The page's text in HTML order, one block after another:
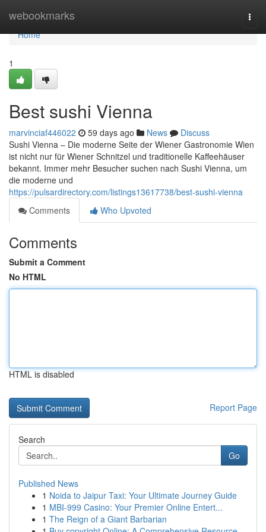
webookmarks
Home
Home
1
Best sushi Vienna
marvinciaf446022 59 days ago News
Discuss
Sushi Vienna – Die moderne Seite der Wiener Gastronomie Wien
ist nicht nur für Wiener Schnitzel und traditionelle Kaffeehäuser
bekannt. Immer mehr Besucher suchen nach Sushi Vienna, um
die moderne und
https://pulsardirectory.com/listings13617738/best-sushi-vienna
Comments
Who Upvoted
Comments
Submit a Comment
No HTML
HTML is disabled
Report Page
Search
Go
Published News
1 Noida to Jaipur Taxi: Your Ultimate Journey Guide
1 MBI-999 Casino: Your Premier Online Entert...
1 The Reign of a Giant Barbarian